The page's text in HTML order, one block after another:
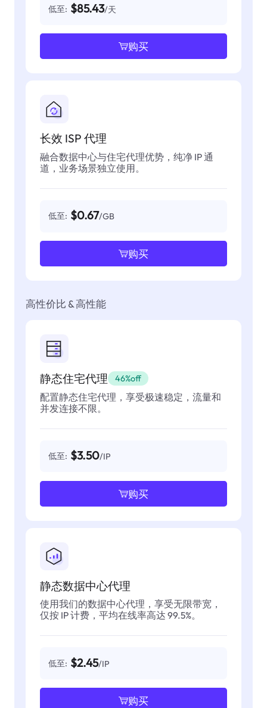
低至: $85.43/天
购买
长效 ISP 代理
融合数据中心与住宅代理优势，纯净 IP 通
道，业务场景独立使用。
低至: $0.67/GB
购买
高性价比 & 高性能
静态住宅代理 46%off
配置静态住宅代理，享受极速稳定，流量和
并发连接不限。
低至: $3.50/IP
购买
静态数据中心代理
使用我们的数据中心代理，享受无限带宽，
仅按 IP 计费，平均在线率高达 99.5%。
低至: $2.45/IP
购买